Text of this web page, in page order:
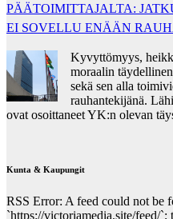
PÄÄTOIMITTAJALTA:
EI SOVELLU ENÄÄN
Kyvyttömyys,
moraalin
sekä sen alla
rauhantekijänä.
ovat osoittaneet YK:n olevan
Kunta & Kaupungit
RSS Error: A feed could not be
`https://victoriamedia.site/feed/`;